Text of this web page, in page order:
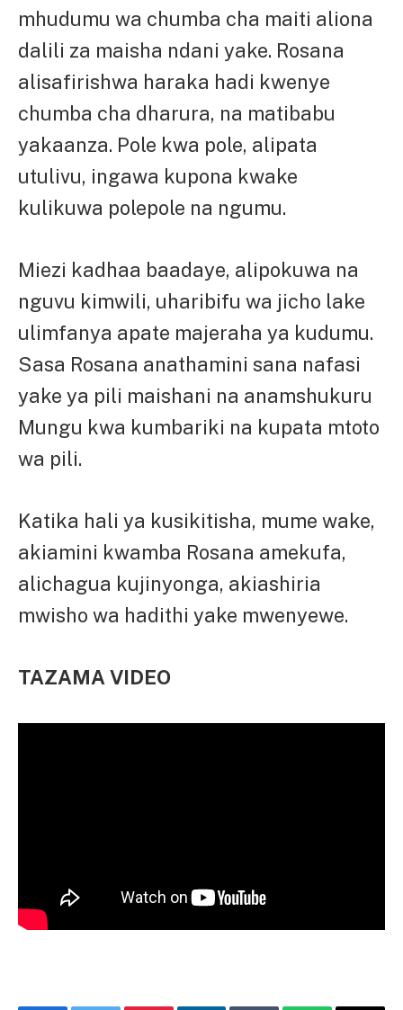
mhudumu wa chumba cha maiti aliona
dalili za maisha ndani yake. Rosana
alisafirishwa haraka hadi kwenye
chumba cha dharura, na matibabu
yakaanza. Pole kwa pole, alipata
utulivu, ingawa kupona kwake
kulikuwa polepole na ngumu.
Miezi kadhaa baadaye, alipokuwa na
nguvu kimwili, uharibifu wa jicho lake
ulimfanya apate majeraha ya kudumu.
Sasa Rosana anathamini sana nafasi
yake ya pili maishani na anamshukuru
Mungu kwa kumbariki na kupata mtoto
wa pili.
Katika hali ya kusikitisha, mume wake,
akiamini kwamba Rosana amekufa,
alichagua kujinyonga, akiashiria
mwisho wa hadithi yake mwenyewe.
TAZAMA VIDEO